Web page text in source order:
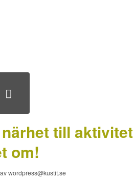
till
om!
avwordpress@kustit.se